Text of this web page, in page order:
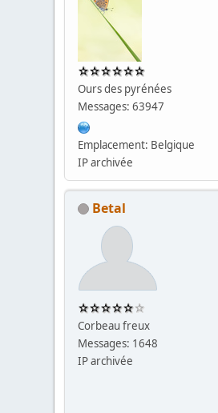
Ours des pyrénées
Messages: 63947
Emplacement: Belgique
IP archivée
Betal
Corbeau freux
Messages: 1648
IP archivée